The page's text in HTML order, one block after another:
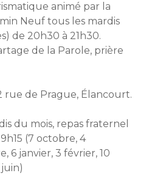
animé par la
Neuf tous les mardis
de 20h30 à 21h30.
de la Parole, prière
rue de Prague, Élancourt.
du mois, repas fraternel
(7 octobre, 4
6 janvier, 3 février, 10
juin)